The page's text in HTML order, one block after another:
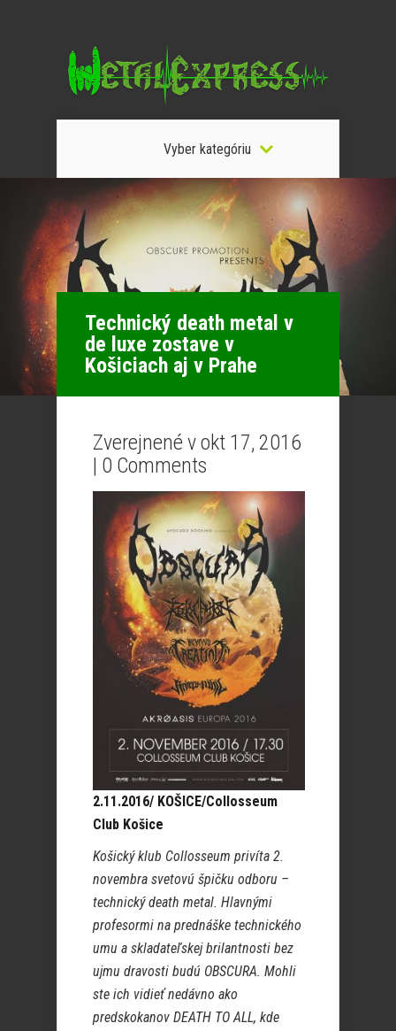
Vyber kategóriu
Technický death metal v
de luxe zostave v
Košiciach aj v Prahe
Zverejnené v okt 17, 2016
| 0 Comments
2.11.2016/ KOŠICE/Collosseum
Club Košice
Košický klub Collosseum privíta 2.
novembra svetovú špičku odboru –
technický death metal. Hlavnými
profesormi na prednáške technického
umu a skladateľskej brilantnosti bez
ujmu dravosti budú OBSCURA. Mohli
ste ich vidieť nedávno ako
predskokanov DEATH TO ALL, kde